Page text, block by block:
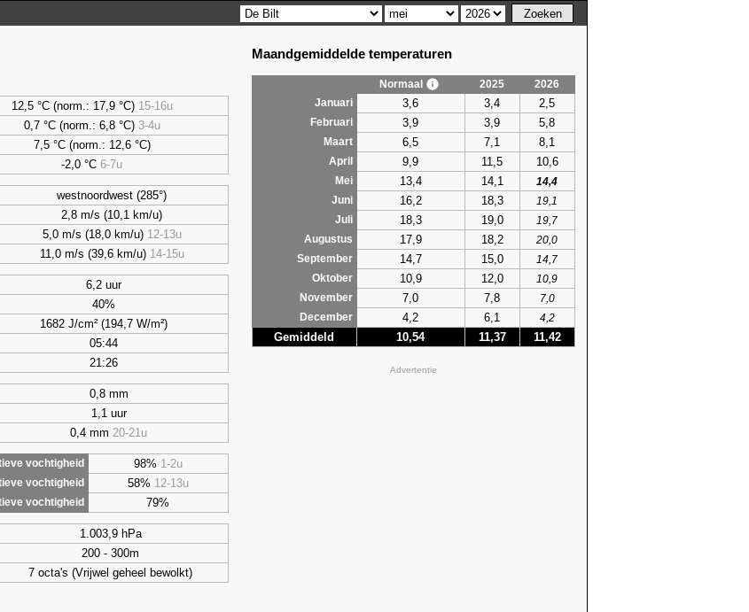
12,5 °C (norm.: 17,9 °C) 15-16u
0,7°C (norm.: 6,8 °C) 3-4u
7,5°C (norm.: 12,6 °C)
-2,0 °C6-7u
westnoordwest (285°)
2,8 m/s (10,1 km/u)
5,0 m/s (18,0 km/u) 12-13u
11,0 m/s (39,6 km/u) 14-15u
6,2 uur
40%
1682 J/cm² (194,7 W/m²)
05:44
21:26
0,8 mm
1,1 uur
0,4 mm 20-21u
vochtigheid
98% 1-2u
vochtigheid 58% 12-13u
vochtigheid 79%
1.003,9 hPa
200 - 300m
7 octa's (Vrijwel geheel bewolkt)
Maandgemiddelde temperaturen
Normaal 2025
2026
Januari
3,6 3,4 2,5
Februari 3,9 3,9 5,8
Maart 6,5 7,1 8,1
April 9,9 11,5 10,6
Mei 13,4 14,1
14,4
Juni
16,2 18,3
19,1
Juli
18,3 19,0
19,7
Augustus
17,9 18,2
20,0
September
14,7 15,0
14,7
Oktober
10,9 12,0
10,9
November
7,0 7,8
7,0
December
4,2 6,1 4,2
Gemiddeld 10,54 11,37 11,42
Advertentie